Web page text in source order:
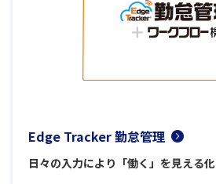
Edge Tracker 勤怠管理
日々の入力により「働く」を見える化